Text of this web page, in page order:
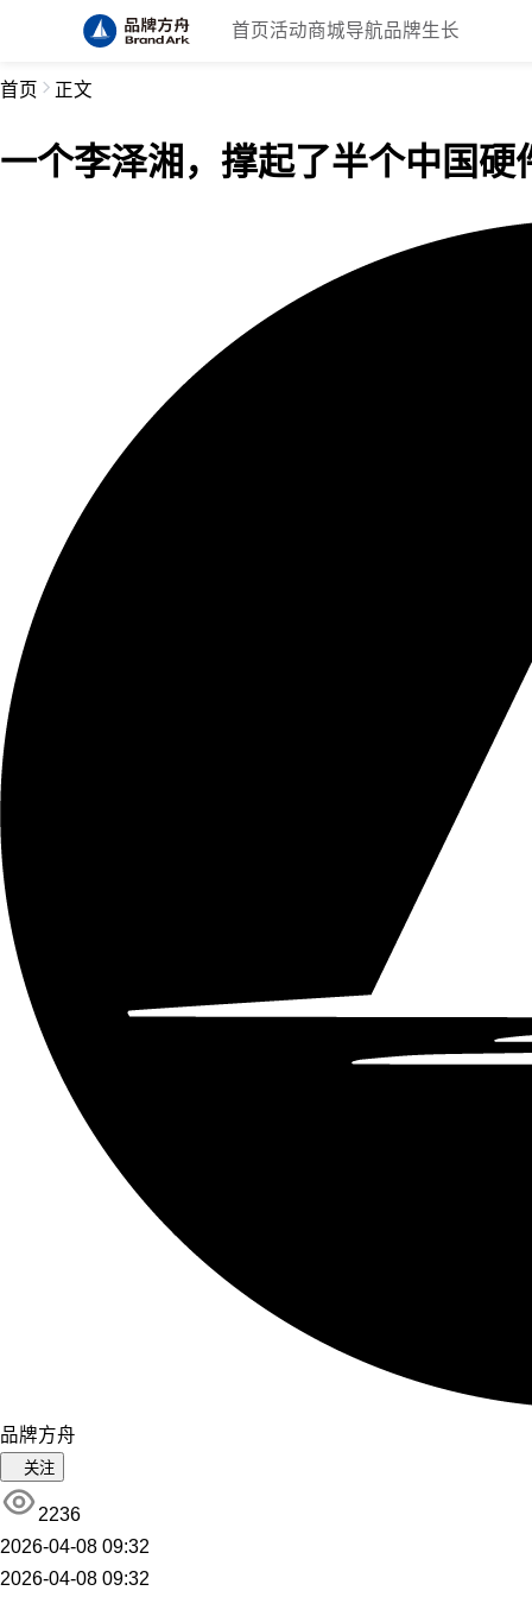
首页 活动商城导航品牌生长
首页 正文
一个李泽湘，撑起了半个中国硬
品牌方舟
关注
2236
2026-04-08 09:32
2026-04-08 09:32